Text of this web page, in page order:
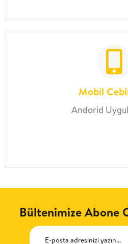
Mobil
Andorid
Bültenimize Abone